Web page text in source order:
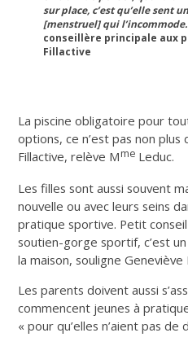
sur place, c’est qu’elle sent
[menstruel] qui l’incommode.
conseillère principale aux
Fillactive
La piscine obligatoire pour
options, ce n’est pas non plus
Fillactive, relève Mme Leduc.
Les filles sont aussi souvent
nouvelle ou avec leurs seins
pratique sportive. Petit
soutien-gorge sportif, c’est
la maison, souligne Geneviève
Les parents doivent aussi
commencent jeunes à
« pour qu’elles n’aient pas de